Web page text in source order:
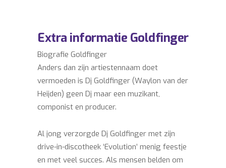
Extra informatie Goldfinger
Biografie Goldfinger
Anders dan zijn artiestennaam doet
vermoeden is Dj Goldfinger (Waylon van der
Heijden) geen Dj maar een muzikant,
componist en producer.
Al jong verzorgde Dj Goldfinger met zijn
drive-in-discotheek ‘Evolution’ menig feestje
en met veel succes. Als mensen belden om